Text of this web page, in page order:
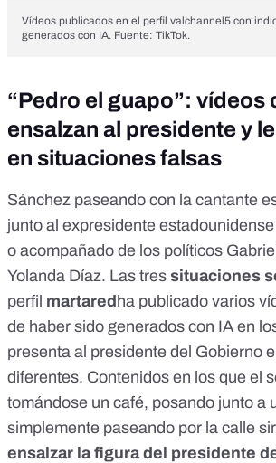
Vídeos publicados en el perfil valchannel5 con
generados con IA. Fuente: TikTok.
“Pedro el guapo”: vídeos
ensalzan al presidente y
en situaciones falsas
Sánchez paseando con la cantante
junto al expresidente estadounidense
o acompañado de los políticos
Yolanda Díaz. Las tres situaciones
perfil martaredha publicado varios
de haber sido generados con IA en
presenta al presidente del Gobierno
diferentes. Contenidos en los que el
tomándose un café, posando junto a
simplemente paseando por la calle
ensalzar la figura del presidente